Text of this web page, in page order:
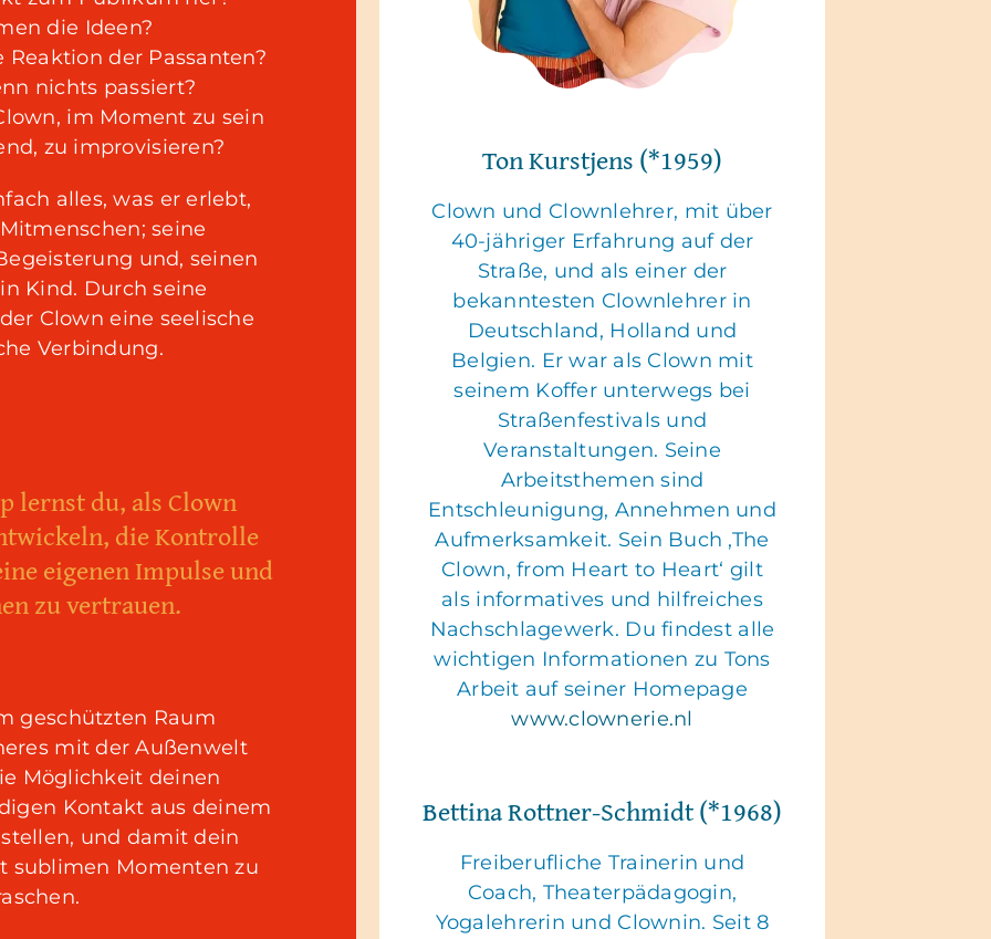
die Ideen?
der Passanten?
nichts passiert?
im Moment zu sein
zu improvisieren?
alles, was er erlebt,
seine
und, seinen
Kind. Durch seine
Clown eine seelische
Verbindung.
lernst du, als Clown
die Kontrolle
eigenen Impulse und
zu vertrauen.
geschützten Raum
mit der Außenwelt
Möglichkeit deinen
Kontakt aus deinem
und damit dein
sublimen Momenten zu
Ton Kurstjens (*1959)
Clown und Clownlehrer, mit über
40-jähriger Erfahrung auf der
Straße, und als einer der
bekanntesten Clownlehrer in
Deutschland, Holland und
Belgien. Er war als Clown mit
seinem Koffer unterwegs bei
Straßenfestivals und
Veranstaltungen. Seine
Arbeitsthemen sind
Entschleunigung, Annehmen und
Aufmerksamkeit. Sein Buch ‚The
Clown, from Heart to Heart‘ gilt
als informatives und hilfreiches
Nachschlagewerk. Du findest alle
wichtigen Informationen zu Tons
Arbeit auf seiner Homepage
www.clownerie.nl
Bettina Rottner-Schmidt (*1968)
Freiberufliche Trainerin und
Coach, Theaterpädagogin,
Yogalehrerin und Clownin. Seit 8